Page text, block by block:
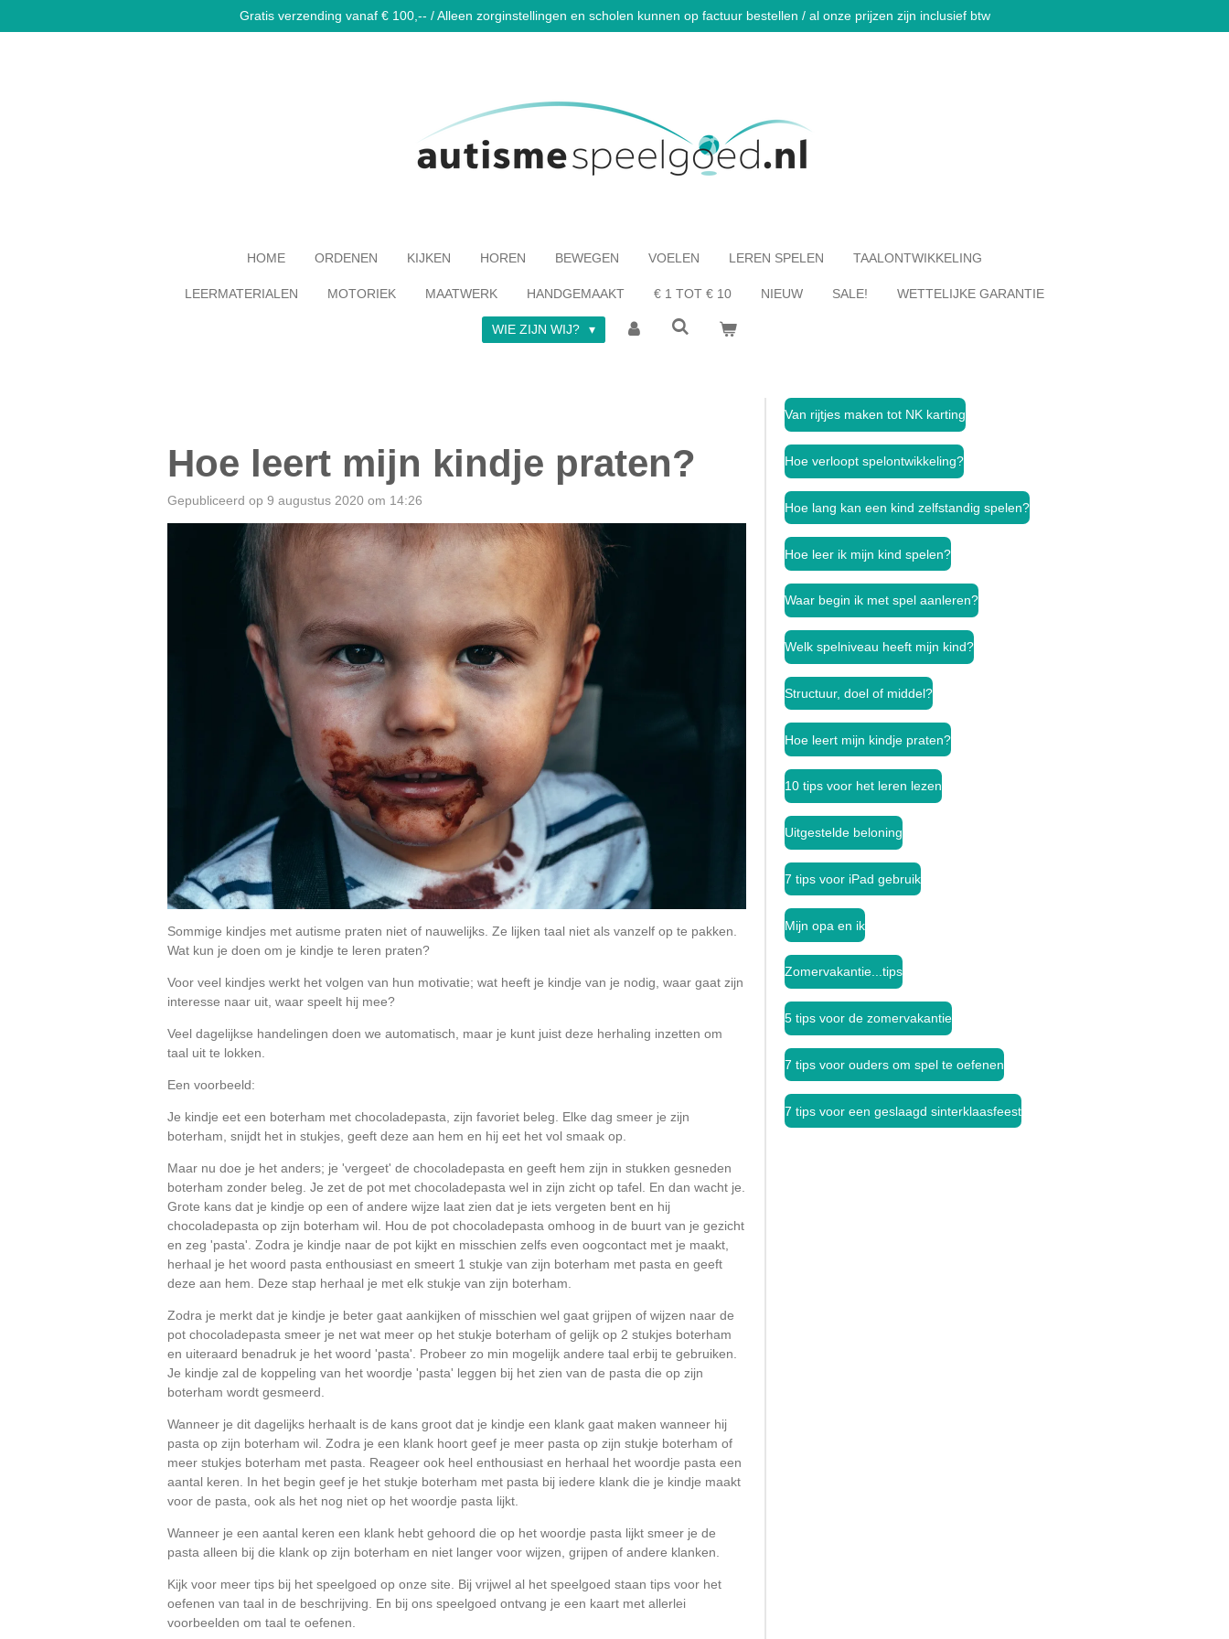
direct
Gratis verzending vanaf € 100,-- / Alleen zorginstellingen en scholen kunnen op factuur bestellen / al onze prijzen zijn inclusief btw
HOME ORDENEN KIJKEN HOREN BEWEGEN VOELEN LEREN SPELEN TAALONTWIKKELING
LEERMATERIALEN MOTORIEK MAATWERK HANDGEMAAKT € 1 TOT € 10 NIEUW SALE! WETTELIJKE GARANTIE
WIE ZIJN WIJ?
Hoe leert mijn kindje praten?
Gepubliceerd op 9 augustus 2020 om 14:26
Sommige kindjes met autisme praten niet of nauwelijks. Ze lijken taal niet als vanzelf op te pakken.
Wat kun je doen om je kindje te leren praten?
Voor veel kindjes werkt het volgen van hun motivatie; wat heeft je kindje van je nodig, waar gaat zijn
interesse naar uit, waar speelt hij mee?
Veel dagelijkse handelingen doen we automatisch, maar je kunt juist deze herhaling inzetten om
taal uit te lokken.
Een voorbeeld:
Je kindje eet een boterham met chocoladepasta, zijn favoriet beleg. Elke dag smeer je zijn
boterham, snijdt het in stukjes, geeft deze aan hem en hij eet het vol smaak op.
Maar nu doe je het anders; je 'vergeet' de chocoladepasta en geeft hem zijn in stukken gesneden
boterham zonder beleg. Je zet de pot met chocoladepasta wel in zijn zicht op tafel. En dan wacht je.
Grote kans dat je kindje op een of andere wijze laat zien dat je iets vergeten bent en hij
chocoladepasta op zijn boterham wil. Hou de pot chocoladepasta omhoog in de buurt van je gezicht
en zeg 'pasta'. Zodra je kindje naar de pot kijkt en misschien zelfs even oogcontact met je maakt,
herhaal je het woord pasta enthousiast en smeert 1 stukje van zijn boterham met pasta en geeft
deze aan hem. Deze stap herhaal je met elk stukje van zijn boterham.
Zodra je merkt dat je kindje je beter gaat aankijken of misschien wel gaat grijpen of wijzen naar de
pot chocoladepasta smeer je net wat meer op het stukje boterham of gelijk op 2 stukjes boterham
en uiteraard benadruk je het woord 'pasta'. Probeer zo min mogelijk andere taal erbij te gebruiken.
Je kindje zal de koppeling van het woordje 'pasta' leggen bij het zien van de pasta die op zijn
boterham wordt gesmeerd.
Wanneer je dit dagelijks herhaalt is de kans groot dat je kindje een klank gaat maken wanneer hij
pasta op zijn boterham wil. Zodra je een klank hoort geef je meer pasta op zijn stukje boterham of
meer stukjes boterham met pasta. Reageer ook heel enthousiast en herhaal het woordje pasta een
aantal keren. In het begin geef je het stukje boterham met pasta bij iedere klank die je kindje maakt
voor de pasta, ook als het nog niet op het woordje pasta lijkt.
Wanneer je een aantal keren een klank hebt gehoord die op het woordje pasta lijkt smeer je de
pasta alleen bij die klank op zijn boterham en niet langer voor wijzen, grijpen of andere klanken.
Kijk voor meer tips bij het speelgoed op onze site. Bij vrijwel al het speelgoed staan tips voor het
oefenen van taal in de beschrijving. En bij ons speelgoed ontvang je een kaart met allerlei
voorbeelden om taal te oefenen.
Van rijtjes maken tot NK karting
Hoe verloopt spelontwikkeling?
Hoe lang kan een kind zelfstandig spelen?
Hoe leer ik mijn kind spelen?
Waar begin ik met spel aanleren?
Welk spelniveau heeft mijn kind?
Structuur, doel of middel?
Hoe leert mijn kindje praten?
10 tips voor het leren lezen
Uitgestelde beloning
7 tips voor iPad gebruik
Mijn opa en ik
Zomervakantie...tips
5 tips voor de zomervakantie
7 tips voor ouders om spel te oefenen
7 tips voor een geslaagd sinterklaasfeest